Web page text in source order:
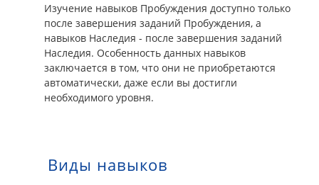
Изучение навыков Пробуждения доступно только
после завершения заданий Пробуждения, а
навыков Наследия - после завершения заданий
Наследия. Особенность данных навыков
заключается в том, что они не приобретаются
автоматически, даже если вы достигли
необходимого уровня.
Виды навыков